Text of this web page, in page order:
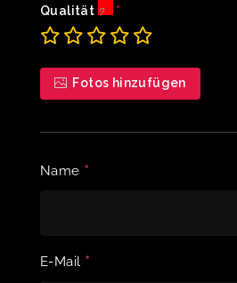
Qualität
Fotos hinzufügen
Name *
E-Mail *